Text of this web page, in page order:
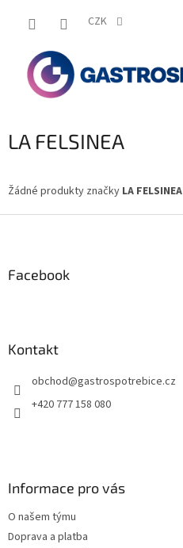
CZK
LA FELSINEA
Žádné produkty značky LA FELSINEA
Facebook
Kontakt
obchod@gastrospotrebice.cz
+420 777 158 080
Informace pro vás
O našem týmu
Doprava a platba